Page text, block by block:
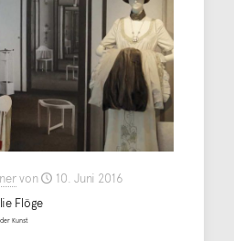
von
10. Juni 2016
Flöge
Kunst